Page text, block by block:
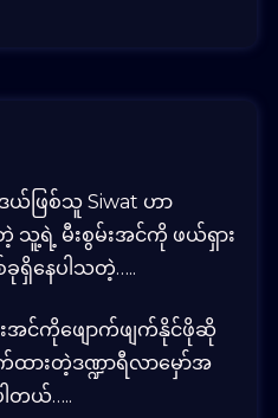
ဖြစ်သူ Siwat ဟာ
သူ့ရဲ့ မီးစွမ်းအင်ကို ဖယ်ရှား
ရှိနေပါသတဲ့…..
င်ကိုဖျောက်ဖျက်နိုင်ဖိုဆို
ထားတဲ့ဒဏ္ဍာရီလာမှော်အ
ါတယ်…..